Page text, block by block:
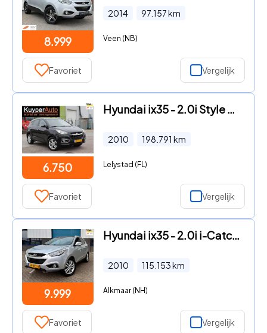
8.999
2014 97.157km
Veen (NB)
Favoriet Vergelijk
6.750
Hyundai ix35 - 2.0i Style NAP 2E EIG CLIMA -CRUISE/ HALF LEDER NW APK
2010 198.791 km
Lelystad (FL)
Favoriet Vergelijk
9.999
Hyundai ix35 - 2.0i i-Catcher * PANORAMA * APPLE CARPLAY * STOELVERWARMING
2010 115.153km
Alkmaar (NH)
Favoriet Vergelijk